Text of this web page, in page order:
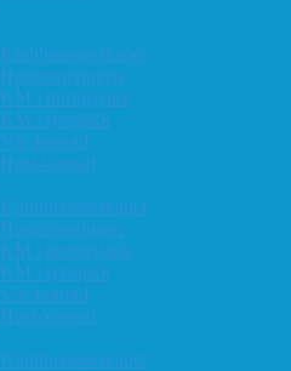
Klubbmesterskapet
Høstturneringen
KM i hurtigsjakk
KM i lynsjakk
Vår-konrad
Høst-konrad
Klubbmesterskapet
Høstturneringen
KM i hurtigsjakk
KM i lynsjakk
Vår-konrad
Høst-konrad
Klubbmesterskapet